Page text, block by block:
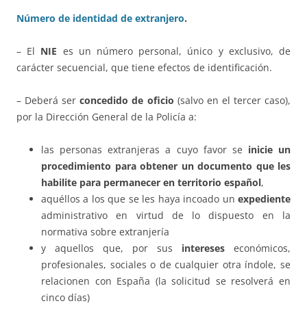
Número de identidad de extranjero.
– El NIE es un número personal, único y exclusivo, de
carácter secuencial, que tiene efectos de identificación.
– Deberá serconcedido de oficio (salvo en el tercer caso),
por la Dirección General de la Policía a:
las personas extranjeras a cuyo favor se inicie un
procedimiento para obtener un documento que les
habilite para permanecer en territorio español,
aquéllos a los que se les haya incoado un expediente
administrativo en virtud de lo dispuesto en la
normativa sobre extranjería
y aquellos que, por sus intereses económicos,
profesionales, sociales o de cualquier otra índole, se
relacionen con España (la solicitud se resolverá en
cinco días)